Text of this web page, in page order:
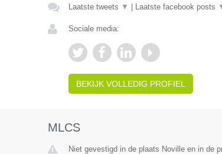
Laatste tweets ▼ Laatste facebook posts
Sociale media:
BEKIJK VOLLEDIG PROFIEL
MLCS
Niet gevestigd in de plaats Noville en in de